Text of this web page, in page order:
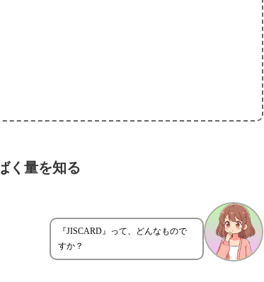
く量を知る
『JISCARD』って、どんなもので
すか？